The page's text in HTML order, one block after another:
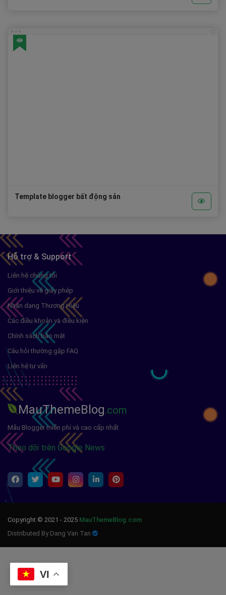
Template blogger bất động sản
Hỗ trợ & Support
Liên hệ chúng tôi
Giới thiệu về giấy phép
Nhận dạng Thương Hiệu
Các điều khoản và điều kiện
Chính sách bảo mật
Câu hỏi thường gặp FAQ
Liên hệ tư vấn
MauThemeBlog.com
Mẫu Blogger miễn phí và cao cấp nhất
Theo dõi trên Google News
Copyright © 2021 - 2025 MauThemeBlog.com
Distributed By Dang Van Tan
VI